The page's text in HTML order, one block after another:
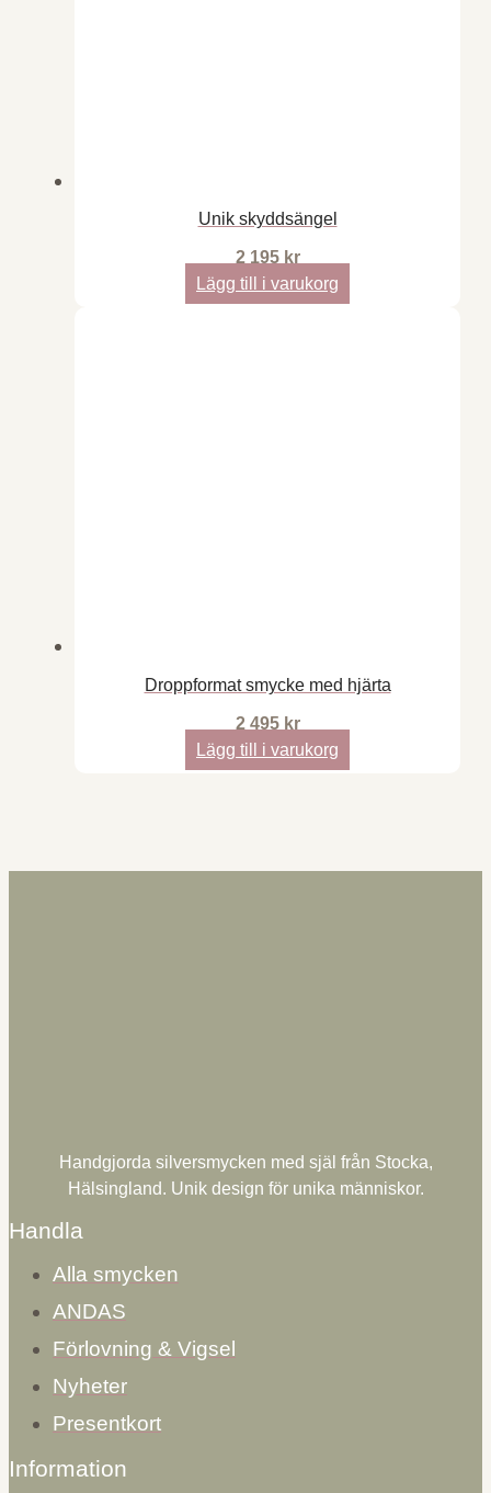
Unik skyddsängel
2 195 kr
Lägg till i varukorg
Droppformat smycke med hjärta
2 495 kr
Lägg till i varukorg
Handgjorda silversmycken med själ från Stocka,
Hälsingland. Unik design för unika människor.
Handla
Alla smycken
ANDAS
Förlovning & Vigsel
Nyheter
Presentkort
Information